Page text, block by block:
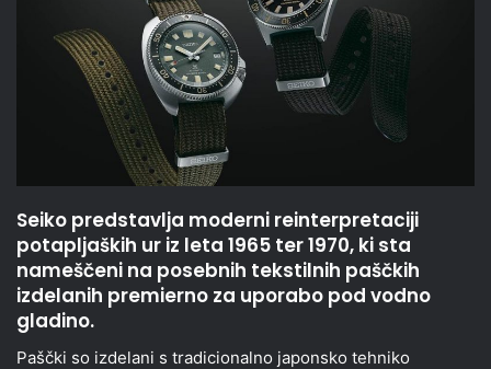
Seiko predstavlja moderni reinterpretaciji
potapljaških ur iz leta 1965 ter 1970, ki sta
nameščeni na posebnih tekstilnih paščkih
izdelanih premierno za uporabo pod vodno
gladino.
Paščki so izdelani s tradicionalno japonsko tehniko